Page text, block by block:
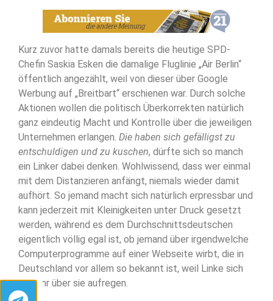
Kurz zuvor hatte damals bereits die heutige SPD-
Chefin Saskia Esken die damalige Fluglinie „Air Berlin“
öffentlich angezählt, weil von dieser über Google
Werbung auf „Breitbart“ erschienen war. Durch solche
Aktionen wollen die politisch Überkorrekten natürlich
ganz eindeutig Macht und Kontrolle über die jeweiligen
Unternehmen erlangen. Die haben sich gefälligst zu
entschuldigen und zu kuschen, dürfte sich so manch
ein Linker dabei denken. Wohlwissend, dass wer einmal
mit dem Distanzieren anfängt, niemals wieder damit
aufhört. So jemand macht sich natürlich erpressbar und
kann jederzeit mit Kleinigkeiten unter Druck gesetzt
werden, während es dem Durchschnittsdeutschen
eigentlich völlig egal ist, ob jemand über irgendwelche
Computerprogramme auf einer Webseite wirbt, die in
Deutschland vor allem so bekannt ist, weil Linke sich
so sehr über sie aufregen.